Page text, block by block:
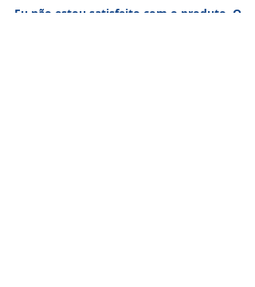
Eu não estou satisfeito com o produto. O